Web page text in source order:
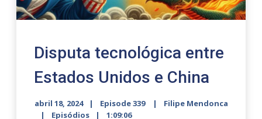
Disputa tecnológica entre
Estados Unidos e China
abril 18, 2024 Episode 339
Filipe Mendonca
Episódios
1:09:06